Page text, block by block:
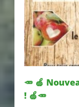
🥕 🍏
! 🍏🥕